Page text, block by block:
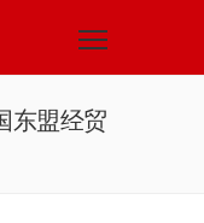
东盟经贸